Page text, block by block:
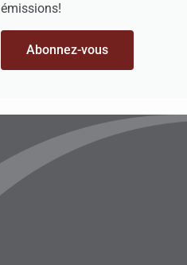
émissions!
Abonnez-vous